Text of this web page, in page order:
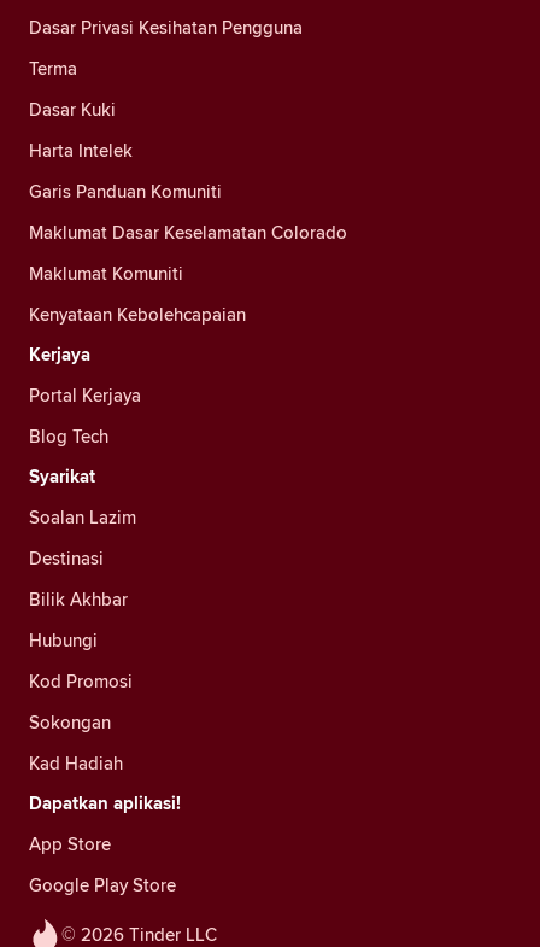
© 2026 Tinder LLC
Dasar Privasi Kesihatan Pengguna
Terma
Dasar Kuki
Harta Intelek
Garis Panduan Komuniti
Maklumat Dasar Keselamatan Colorado
Maklumat Komuniti
Kenyataan Kebolehcapaian
Kerjaya
Portal Kerjaya
Blog Tech
Syarikat
Soalan Lazim
Destinasi
Bilik Akhbar
Hubungi
Kod Promosi
Sokongan
Kad Hadiah
Dapatkan aplikasi!
App Store
Google Play Store